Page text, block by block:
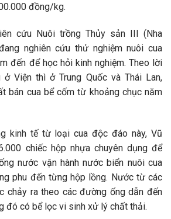
đồng/kg.
cứu Nuôi trồng Thủy sản III (Nha
nghiên cứu thử nghiệm nuôi cua
đến để học hỏi kinh nghiệm. Theo lời
ở Viện thì ở Trung Quốc và Thái Lan,
bán cua bể cốm từ khoảng chục năm
kinh tế từ loại cua độc đáo này, Vũ
chiếc hộp nhựa chuyên dụng để
nước vận hành nước biển nuôi cua
phu đến từng hộp lồng. Nước từ các
chảy ra theo các đường ống dẫn đến
đó có bể lọc vi sinh xử lý chất thải.